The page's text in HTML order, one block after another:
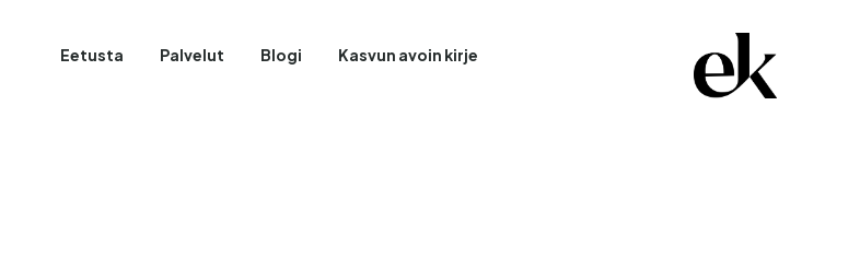
Eetusta Palvelut Blogi Kasvun avoin kirje